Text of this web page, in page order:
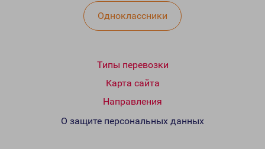
Одноклассники
Типы перевозки
Карта сайта
Направления
О защите персональных данных